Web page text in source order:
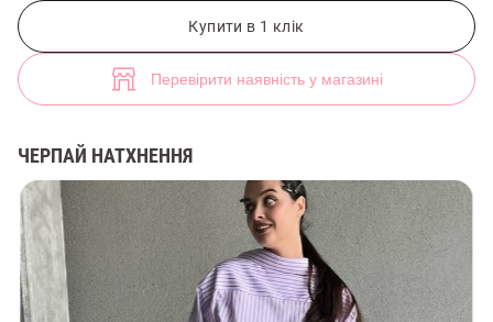
Купити в 1 клік
Перевірити наявність у магазині
ЧЕРПАЙ НАТХНЕННЯ
Молочна спідниця міді із органзи (арт. 47932) ♡ інтернет-магазин